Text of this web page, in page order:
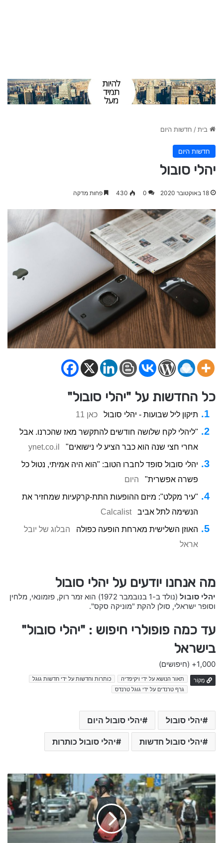
בית/ חדשות היום
חדשות היום
יהלי סובול
18 באוקטובר 2020 0
430 פחות מדקה
כל החדשות על "יהלי סובול"
תיקון ליל שבועות - יהלי סובול כאן 11
"ליהלי לקח שלושה חודשים להתקשר מאז שהכרנו. אבל
אחרי חצי שנה הוא כבר הציע לי נישואים"
ynet.co.il
יהלי סובול סופד לחברו הטוב: "הוא היה אמיתי, נטול כל
פשרה אפשרית"
היום
"עיר מקלט": מיזם ההופעות התת-קרקעיות שמחזיר את
הנשימה לתל אביב
Calcalist
האוזן השלישית מארחת הופעה כפולה
הבלוג של יובל
אראל
מה אנחנו יודעים על יהלי סובול
יהלי סובול
(נולד ב-1 בנובמבר 1972) הוא זמר רוק, פזמונאי, מלחין
וסופר ישראלי, סולן להקת "מוניקה סקס".
עד כמה פופולרי חיפוש : "יהלי סובול"
בישראל
1,000+ (חיפושים)
מָקוֹר תאור הנושא על ידי ויקיפדיה
כותרות וחדשות על ידי חדשות גוגל
גרף טרנדים על ידי גוגל טרנדס
יהלי סובול יהלי סובול היום
יהלי סובול חדשות יהלי סובול כותרות
ע
ר
י
ק
א
ת